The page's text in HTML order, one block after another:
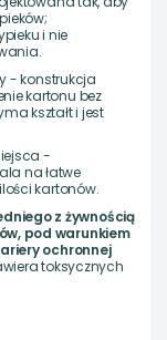
i nie
- konstrukcja
kartonu bez
kształt i jest
-
na łatwe
kartonów.
z żywnością
pod warunkiem
ochronnej
toksycznych